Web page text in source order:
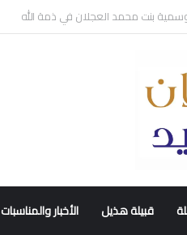
قران متعب بن سليمان العيد
قبيلة هذيل الأخبار والمناسبات